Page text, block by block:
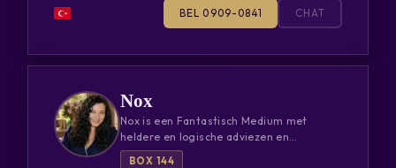
VE EVLILIK BUYUSU KISMET AÇMA ENERJİ
TAROT (Soru Cevap Zaman) Varsayım Yapma Ara ve
BEL 0909-0841 CHAT
Nox
Nox is een Fantastisch Medium met
heldere en logische adviezen en
antwoorden…
BOX 144